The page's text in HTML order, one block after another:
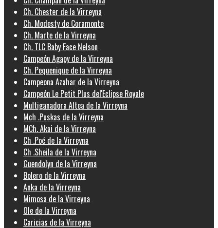
Ch. Chester de la Virreyna
Ch. Modesty de Coramonte
Ch. Marte de la Virreyna
Ch. TLC Baby Face Nelson
Campeón Agapy de la Virreyna
Ch. Pequenique de la Virreyna
Campeona Azahar de la Virreyna
Campeón Le Petit Plus del'Eclipse Royale
Multiganadora Altea de la Virreyna
Mch .Puskas de la Virreyna
MCh. Akai de la Virreyna
Ch .Poé de la Virreyna
Ch .Sheila de la Virreyna
Guendolyn de la Virreyna
Bolero de la Virreyna
Anka de la Virreyna
Mimosa de la Virreyna
Ole de la Virreyna
Caricias de la Virreyna